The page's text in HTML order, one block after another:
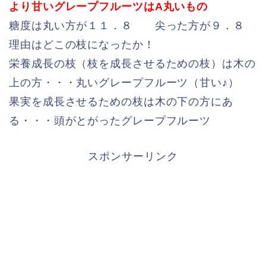
より甘いグレープフルーツはA丸いもの
糖度は丸い方が１１．８ 尖った方が９．８
理由はどこの枝になったか！
栄養成長の枝（枝を成長させるための枝）は木の
上の方・・・丸いグレープフルーツ（甘い♪）
果実を成長させるための枝は木の下の方にあ
る・・・頭がとがったグレープフルーツ
スポンサーリンク